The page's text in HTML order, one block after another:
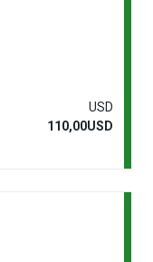
USD
110,00USD